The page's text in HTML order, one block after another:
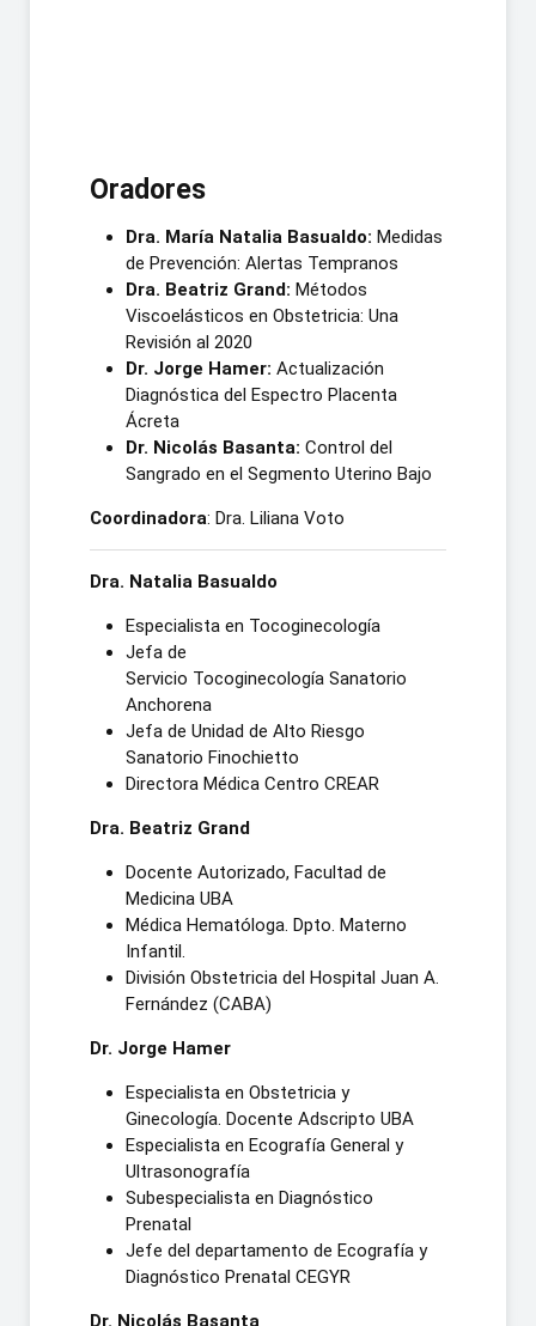
Oradores
Dra. María Natalia Basualdo: Medidas
de Prevención: Alertas Tempranos
Dra. Beatriz Grand: Métodos
Viscoelásticos en Obstetricia: Una
Revisión al 2020
Dr. Jorge Hamer: Actualización
Diagnóstica del Espectro Placenta
Ácreta
Dr. Nicolás Basanta: Control del
Sangrado en el Segmento Uterino Bajo
Coordinadora: Dra. Liliana Voto
Dra. Natalia Basualdo
Especialista en Tocoginecología
Jefa de
Servicio Tocoginecología Sanatorio
Anchorena
Jefa de Unidad de Alto Riesgo
Sanatorio Finochietto
Directora Médica Centro CREAR
Dra. Beatriz Grand
Docente Autorizado, Facultad de
Medicina UBA
Médica Hematóloga. Dpto. Materno
Infantil.
División Obstetricia del Hospital Juan A.
Fernández (CABA)
Dr. Jorge Hamer
Especialista en Obstetricia y
Ginecología. Docente Adscripto UBA
Especialista en Ecografía General y
Ultrasonografía
Subespecialista en Diagnóstico
Prenatal
Jefe del departamento de Ecografía y
Diagnóstico Prenatal CEGYR
Dr. Nicolás Basanta